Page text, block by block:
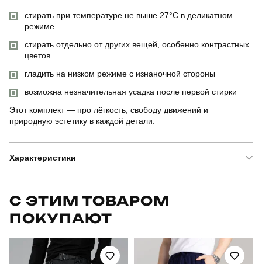
стирать при температуре не выше 27°C в деликатном
режиме
стирать отдельно от других вещей, особенно контрастных
цветов
гладить на низком режиме с изнаночной стороны
возможна незначительная усадка после первой стирки
Этот комплект — про лёгкость, свободу движений и
природную эстетику в каждой детали.
Характеристики
Артикул
Призначення для повсякденного носіння
С ЭТИМ ТОВАРОМ
ПОКУПАЮТ